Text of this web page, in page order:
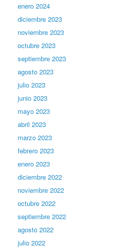
enero 2024
diciembre 2023
noviembre 2023
octubre 2023
septiembre 2023
agosto 2023
julio 2023
junio 2023
mayo 2023
abril 2023
marzo 2023
febrero 2023
enero 2023
diciembre 2022
noviembre 2022
octubre 2022
septiembre 2022
agosto 2022
julio 2022